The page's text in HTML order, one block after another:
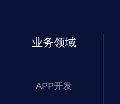
业务领域
APP开发